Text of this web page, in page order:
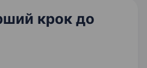
крок до